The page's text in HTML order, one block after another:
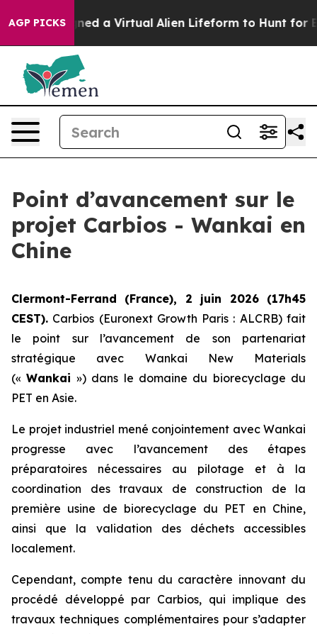
AGP PICKS
Designed a Virtual Alien Lifeform to Hunt for
Point d’avancement sur le
projet Carbios - Wankai en
Chine
Clermont-Ferrand (France), 2 juin 2026 (17h45
CEST). Carbios (Euronext Growth Paris : ALCRB) fait
le point sur l’avancement de son partenariat
stratégique avec Wankai New Materials
(«Wankai ») dans le domaine du biorecyclage du
PET en Asie.
Le projet industriel mené conjointement avec Wankai
progresse avec l’avancement des étapes
préparatoires nécessaires au pilotage et à la
coordination des travaux de construction de la
première usine de biorecyclage du PET en Chine,
ainsi que la validation des déchets accessibles
localement.
Cependant, compte tenu du caractère innovant du
procédé développé par Carbios, qui implique des
travaux techniques complémentaires pour s’adapter